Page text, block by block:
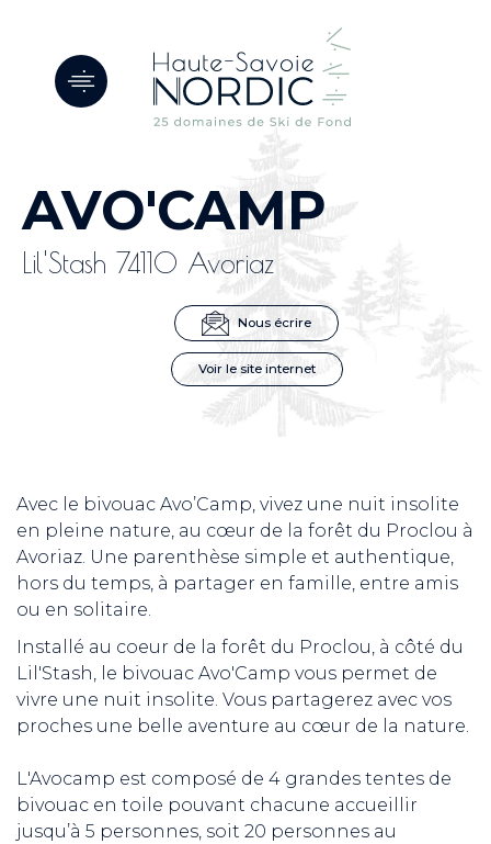
AVO'CAMP
Lil'Stash 74110 Avoriaz
Nous écrire
Voir le site internet
Avec le bivouac Avo’Camp, vivez une nuit insolite
en pleine nature, au cœur de la forêt du Proclou à
Avoriaz. Une parenthèse simple et authentique,
hors du temps, à partager en famille, entre amis
ou en solitaire.
Installé au coeur de la forêt du Proclou, à côté du
Lil'Stash, le bivouac Avo'Camp vous permet de
vivre une nuit insolite. Vous partagerez avec vos
proches une belle aventure au cœur de la nature.
L'Avocamp est composé de 4 grandes tentes de
bivouac en toile pouvant chacune accueillir
jusqu’à 5 personnes, soit 20 personnes au